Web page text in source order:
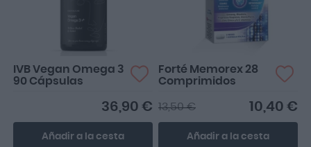
con vitaminas y minerales diseñados para cuidar
de la función cognitiva y que contribuyen a su
funcionamiento normal.
IVB Vegan Omega 3
90 Cápsulas
36,90 €
Añadir a la cesta
Forté Memorex 28
Comprimidos
10,40 €
13,50 €
Añadir a la cesta